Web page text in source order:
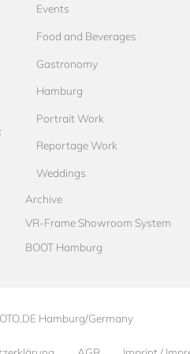
Events
Food and Beverages
Gastronomy
Hamburg
Portrait Work
Reportage Work
Weddings
Archive
VR-Frame Showroom System
BOOT Hamburg
Hamburg/Germany